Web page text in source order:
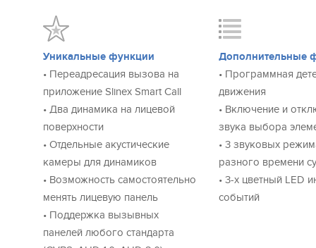
Адаптируйте ваш видеодомофон под любой интерьер,
подчеркнув свою индивидуальность.
Впечатляющий звук
Звучание видеодомофона удивит даже самых
Sonik 7 Cloud установлены 2 динамика по 2 ватта,
отдельной акустической камере.
Благодаря этому, видеодомофон звучит громко и
Акустическая камера снижает уровень шумов и делает
объемным.
MP3 мелодии в ĸачестве мелодии вызова
Устанавливайте любимые mp3 мелодии в качестве
Уникальные функции
• Переадресация вызова на
приложение Slinex Smart Call
• Два динамика на лицевой
поверхности
• Отдельные акустические
камеры для динамиков
• Возможность самостоятельно
менять лицевую панель
• Поддержка вызывных
панелей любого стандарта
Дополнительные
• Программная
движения
• Включение и
звука выбора
• 3 звуковых
разного времени
• 3-х цветный LED
событий